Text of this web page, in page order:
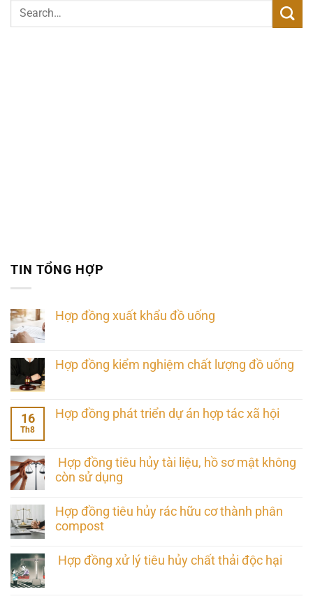
TIN TỔNG HỢP
Hợp đồng xuất khẩu đồ uống
Hợp đồng kiểm nghiệm chất lượng đồ uống
16
Th8
Hợp đồng phát triển dự án hợp tác xã hội
Hợp đồng tiêu hủy tài liệu, hồ sơ mật không
còn sử dụng
Hợp đồng tiêu hủy rác hữu cơ thành phân
compost
Hợp đồng xử lý tiêu hủy chất thải độc hại